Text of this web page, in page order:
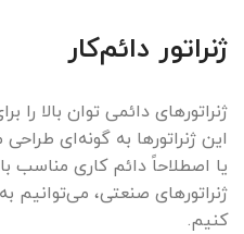
ژنراتور دائم‌کار
ژنراتورهای دائمی توان بالا
این ژنراتورها به گونه‌ای
یا اصطلاحاً دائم کاری مناسب
ژنراتورهای صنعتی، می‌توانیم
کنیم.